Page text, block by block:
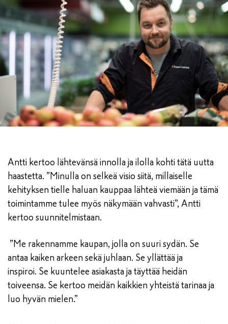
Antti kertoo lähtevänsä innolla ja ilolla kohti tätä uutta
haastetta. ”Minulla on selkeä visio siitä, millaiselle
kehityksen tielle haluan kauppaa lähteä viemään ja tämä
toimintamme tulee myös näkymään vahvasti”, Antti
kertoo suunnitelmistaan.
”Me rakennamme kaupan, jolla on suuri sydän. Se
antaa kaiken arkeen sekä juhlaan. Se yllättää ja
inspiroi. Se kuuntelee asiakasta ja täyttää heidän
toiveensa. Se kertoo meidän kaikkien yhteistä tarinaa ja
luo hyvän mielen.”